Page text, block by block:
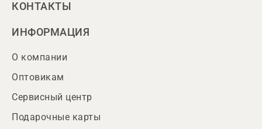
КОНТАКТЫ
ИНФОРМАЦИЯ
О компании
Оптовикам
Сервисный центр
Подарочные карты